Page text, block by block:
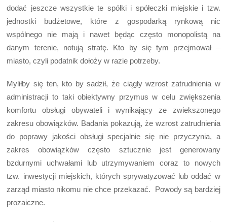
dodać jeszcze wszystkie te spółki i spółeczki miejskie i tzw.
jednostki budżetowe, które z gospodarką rynkową nic
wspólnego nie mają i nawet będąc często monopolistą na
danym terenie, notują stratę. Kto by się tym przejmował –
miasto, czyli podatnik dołoży w razie potrzeby.
Myliłby się ten, kto by sadził, że ciągły wzrost zatrudnienia w
administracji to taki obiektywny przymus w celu zwiększenia
komfortu obsługi obywateli i wynikający ze zwiekszonego
zakresu obowiązków. Badania pokazują, że wzrost zatrudnienia
do poprawy jakości obsługi specjalnie się nie przyczynia, a
zakres obowiązków często sztucznie jest generowany
bzdurnymi uchwałami lub utrzymywaniem coraz to nowych
tzw. inwestycji miejskich, których sprywatyzować lub oddać w
zarząd miasto nikomu nie chce przekazać. Powody są bardziej
prozaiczne.